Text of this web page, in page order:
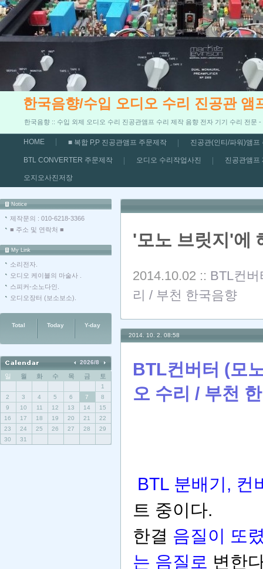
한국음향/수입 오디오 수리 진공관 앰
한국음향 :: 수입 외제 오디오 수리 진공관앰프 수리 제작 음향 전자 기기 수리 전문 -
HOME ■ 복합 P,P 진공관앰프 주문제작 진공관(인티/파워)앰프
BTL CONVERTER 주문제작 오디오 수리작업사진 진공관앰프
오지오사진저장
Notice
제작문의 : 010-6218-3366
■ 주소 및 연락처 ■
My Link
소리전자.
오디오 케이블의 마술사 .
스피커-소노다인.
오디오장터 (보소보소).
Total Today Y-day
2026/8
일 월 화 수 목 금 토
1
2
3 4 5 6 7
8
9
10 11 12 13 14
15
16
17 18 19 20 21
22
23
24 25 26 27 28
29
30
31
'모노 브릿지'에
2014.10.02 :: BTL컨
리 / 부천 한국음향
2014. 10. 2. 08:58
BTL컨버터 (모
오 수리 / 부천
BTL 분배기, 컨
트 중이다.
한결 음질이 또
는 음질로 변한